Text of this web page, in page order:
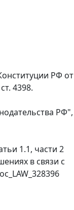
РФ от
4398.
РФ",
1.1, части 2
в связи с